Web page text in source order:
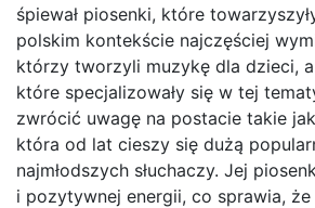
śpiewał piosenki, które
polskim kontekście najczęściej
którzy tworzyli muzykę dla dzieci, a
które specjalizowały się w tej
zwrócić uwagę na postacie takie
która od lat cieszy się dużą
najmłodszych słuchaczy. Jej
i pozytywnej energii, co sprawia,